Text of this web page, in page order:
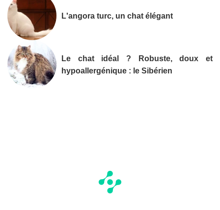
L'angora turc, un chat élégant
Le chat idéal ? Robuste, doux et
hypoallergénique : le Sibérien